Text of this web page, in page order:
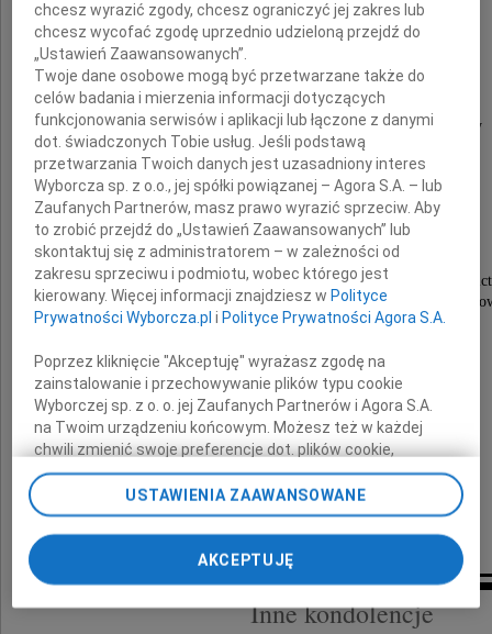
Rodzinie i Najbliższym
wyrazy szczerego współczucia i słowa otuchy
w trudnych chwilach po śmierci
Stanisława Telesza
Zastępcy Dyrektora Wydziału Środowiska i
Podkarpackiego Urzędu Wojewódzkiego w
składają
Wojewoda i Wicewojewoda Podkarpacki
Inne kondolencje
chcesz wyrazić zgody, chcesz ograniczyć jej zakres lub
chcesz wycofać zgodę uprzednio udzieloną przejdź do
„Ustawień Zaawansowanych”.
Twoje dane osobowe mogą być przetwarzane także do
celów badania i mierzenia informacji dotyczących
funkcjonowania serwisów i aplikacji lub łączone z danymi
dot. świadczonych Tobie usług. Jeśli podstawą
przetwarzania Twoich danych jest uzasadniony interes
Wyborcza sp. z o.o., jej spółki powiązanej – Agora S.A. – lub
Zaufanych Partnerów, masz prawo wyrazić sprzeciw. Aby
to zrobić przejdź do „Ustawień Zaawansowanych” lub
skontaktuj się z administratorem – w zależności od
zakresu sprzeciwu i podmiotu, wobec którego jest
kierowany. Więcej informacji znajdziesz w Polityce
Prywatności Wyborcza.pl i Polityce Prywatności Agora S.A.
Poprzez kliknięcie "Akceptuję" wyrażasz zgodę na
zainstalowanie i przechowywanie plików typu cookie
Wyborczej sp. z o. o. jej Zaufanych Partnerów i Agora S.A.
na Twoim urządzeniu końcowym. Możesz też w każdej
chwili zmienić swoje preferencje dot. plików cookie,
ponownie wywołując narzędzie do zarządzania Twoimi
preferencjami dot. przetwarzania danych poprzez
odnośnik „Ustawienia prywatności” w stopce serwisu i
przechodząc do sekcji „Ustawienia zaawansowane”.
Zmiana ustawień plików cookie możliwa jest także za
pomocą ustawień przeglądarki.
My, nasi Zaufani Partnerzy i Agora S.A. możemy
USTAWIENIA ZAAWANSOWANE
AKCEPTUJĘ